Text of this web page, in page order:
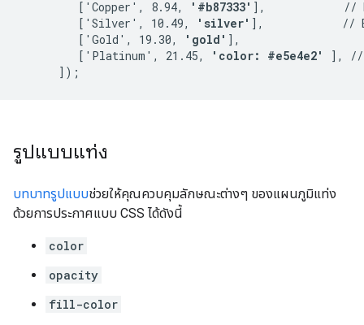
         ['Copper', 8.94,
'#b87333' ],            //
         ['Silver', 10.49,
'silver' ],            //
         ['Gold', 19.30,
'gold' ],
         ['Platinum', 21.45,
'color: #e5e4e2'
], //
รูปแบบแท่ง
บทบาทรูปแบบช่วยให้คุณควบคุมลักษณะต่างๆ ของแผนภูมิแท่ง
ด้วยการประกาศแบบ CSS ได้ดังนี้
color
opacity
fill-color